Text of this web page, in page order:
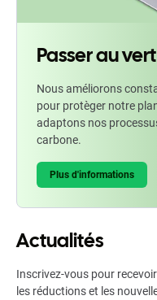
Passer au vert
Nous améliorons
pour protèger notre
adaptons nos
carbone.
Plus d'informations
Actualités
Inscrivez-vous pour
les réductions et les